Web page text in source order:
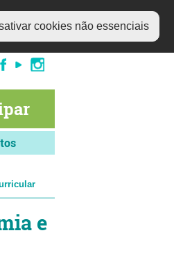
cookies não essenciais
e